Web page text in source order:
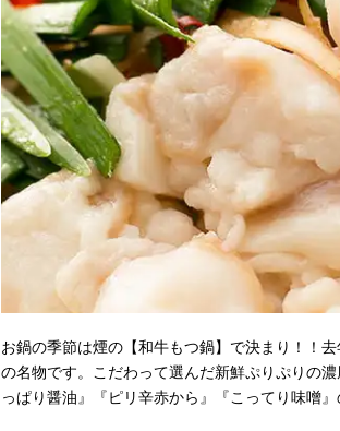
お鍋の季節は煙の【和牛もつ鍋】で決まり！！
の名物です。こだわって選んだ新鮮ぷりぷりの
っぱり醤油』『ピリ辛赤から』『こってり味噌